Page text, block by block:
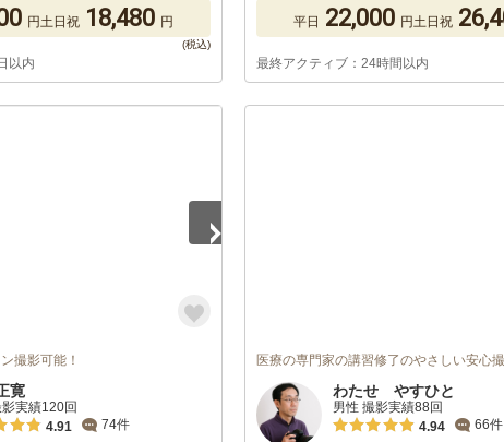
円土日祝 18,480 円
以内
平日 22,000 円土日祝
最終アクティブ：24時間以内
撮影可能！
寛
実績120回
4.91
74件
医療の専門家の講習修了のやさしい安心
わたせ やすひと
男性 撮影実績88回
4.94
66件